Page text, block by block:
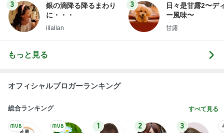
3
銀の滴降る降るまわり
に・・・
illallan
3
日々是甘露2〜デ
ー風味〜
甘露
もっと見る
オフィシャルブロガーランキング
総合ランキング すべて見る
1 2 3